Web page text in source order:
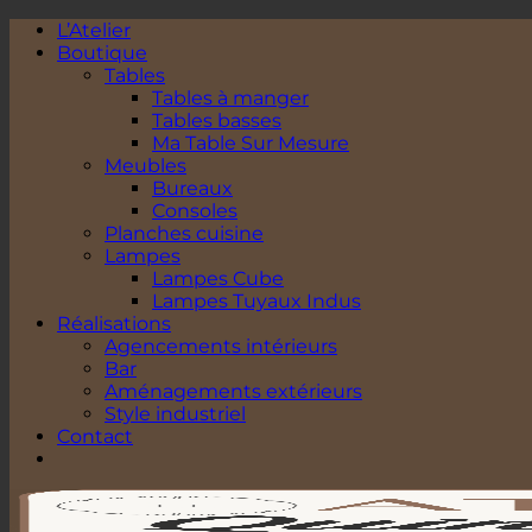
Passer
contenu
L’Atelier
Boutique
Tables
Tables à manger
Tables basses
Ma Table Sur Mesure
Meubles
Bureaux
Consoles
Planches cuisine
Lampes
Lampes Cube
Lampes Tuyaux Indus
Réalisations
Agencements intérieurs
Bar
Aménagements extérieurs
Style industriel
Contact